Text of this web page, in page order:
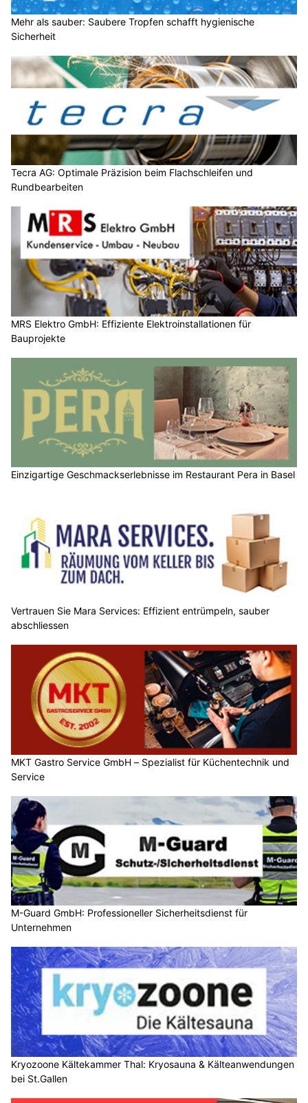
Mehr als sauber: Saubere Tropfen schafft hygienische
Sicherheit
Tecra AG: Optimale Präzision beim Flachschleifen und
Rundbearbeiten
MRS Elektro GmbH: Effiziente Elektroinstallationen für
Bauprojekte
Einzigartige Geschmackserlebnisse im Restaurant Pera in Basel
Vertrauen Sie Mara Services: Effizient entrümpeln, sauber
abschliessen
MKT Gastro Service GmbH – Spezialist für Küchentechnik und
Service
M-Guard GmbH: Professioneller Sicherheitsdienst für
Unternehmen
Kryozoone Kältekammer Thal: Kryosauna & Kälteanwendungen
bei St.Gallen